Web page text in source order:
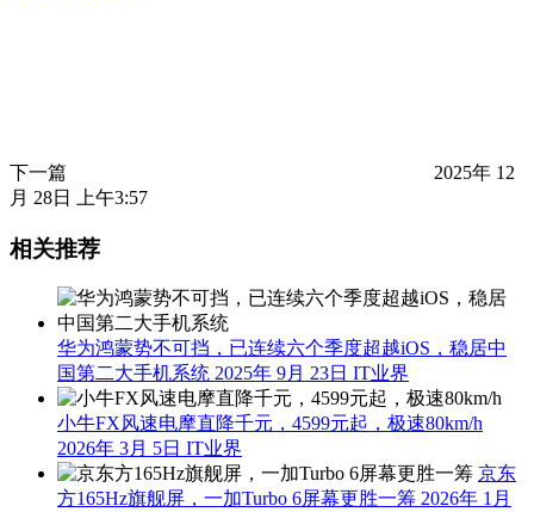
下一篇
2025年 12
月 28日 上午3:57
相关推荐
华为鸿蒙势不可挡，已连续六个季度超越iOS，稳居中
国第二大手机系统 2025年 9月 23日 IT业界
小牛FX风速电摩直降千元，4599元起，极速80km/h
2026年 3月 5日 IT业界
京东
方165Hz旗舰屏，一加Turbo 6屏幕更胜一筹 2026年 1月